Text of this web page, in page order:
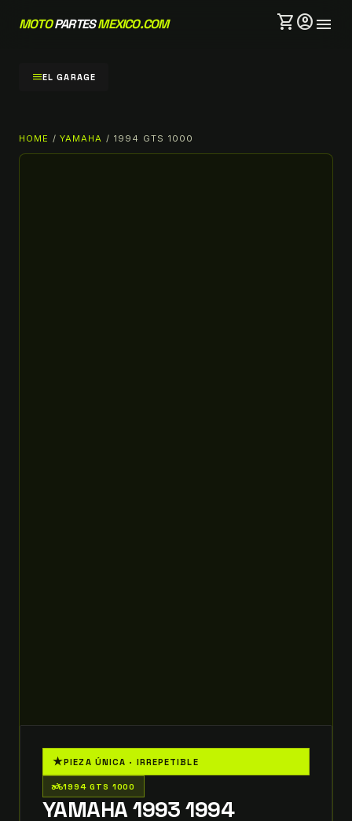
MOTOPARTESMEXICO.COM shopping_cartaccount_circlemenu
menuEL GARAGE
HOME / YAMAHA / 1994 GTS 1000
★PIEZA ÚNICA · IRREPETIBLE
two_wheeler1994 GTS 1000
YAMAHA 1993 1994